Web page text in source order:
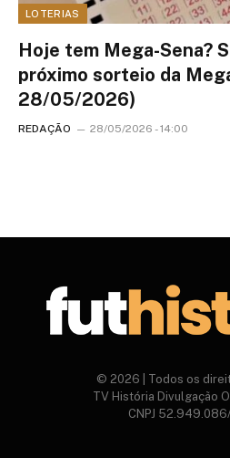
LOTERIAS
Hoje tem Mega-Sena?
próximo sorteio da
28/05/2026)
REDAÇÃO 28/05/2026 - 14:00
© 2026 | Todos os
TV História Divulgação
CNPJ